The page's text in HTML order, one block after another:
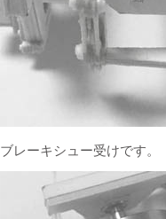
ブレーキシュー受けです。